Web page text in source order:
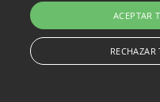
Copyright ©
ACEPTAR
RECHAZAR